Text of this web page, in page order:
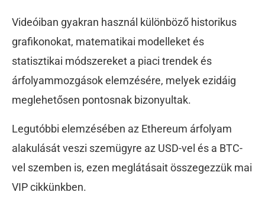
Videóiban gyakran használ különböző historikus
grafikonokat, matematikai modelleket és
statisztikai módszereket a piaci trendek és
árfolyammozgások elemzésére, melyek ezidáig
meglehetősen pontosnak bizonyultak.
Legutóbbi elemzésében az Ethereum árfolyam
alakulását veszi szemügyre az USD-vel és a BTC-
vel szemben is, ezen meglátásait összegezzük mai
VIP cikkünkben.